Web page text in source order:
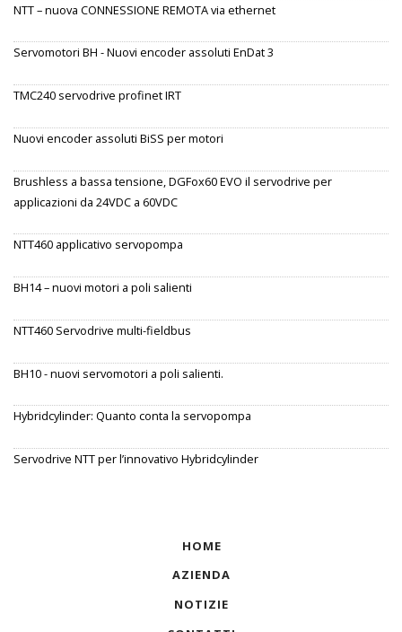
NTT – nuova CONNESSIONE REMOTA via ethernet
Servomotori BH - Nuovi encoder assoluti EnDat 3
TMC240 servodrive profinet IRT
Nuovi encoder assoluti BiSS per motori
Brushless a bassa tensione, DGFox60 EVO il servodrive per
applicazioni da 24VDC a 60VDC
NTT460 applicativo servopompa
BH14 – nuovi motori a poli salienti
NTT460 Servodrive multi-fieldbus
BH10 - nuovi servomotori a poli salienti.
Hybridcylinder: Quanto conta la servopompa
Servodrive NTT per l’innovativo Hybridcylinder
HOME
AZIENDA
NOTIZIE